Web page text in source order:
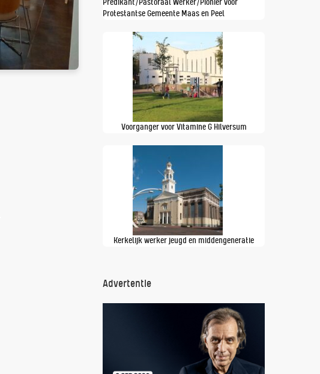
Predikant/Pastoraal Werker/Pionier voor
Protestantse Gemeente Maas en Peel
Voorganger voor Vitamine G Hilversum
Kerkelijk werker jeugd en middengeneratie
Advertentie